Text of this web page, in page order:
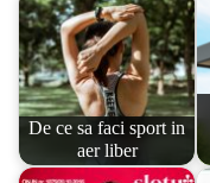
De ce sa faci sport in
aer liber